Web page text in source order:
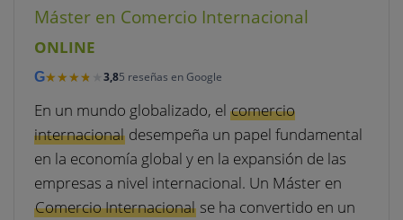
Máster en Comercio Internacional
ONLINE
G★★★★★
★★★★★ 3,85 reseñas en Google
En un mundo globalizado, el comercio
internacionaldesempeña un papel fundamental
en la economía global y en la expansión de las
empresas a nivel internacional. Un Máster en
Comercio Internacionalse ha convertido en un